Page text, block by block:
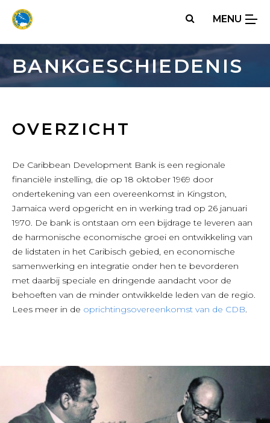
Skip
MENU
BANKGESCHIEDENIS
OVERZICHT
De Caribbean Development Bank is een regionale
financiële instelling, die op 18 oktober 1969 door
ondertekening van een overeenkomst in Kingston,
Jamaica werd opgericht en in werking trad op 26 januari
1970. De bank is ontstaan om een bijdrage te leveren aan
de harmonische economische groei en ontwikkeling van
de lidstaten in het Caribisch gebied, en economische
samenwerking en integratie onder hen te bevorderen
met daarbij speciale en dringende aandacht voor de
behoeften van de minder ontwikkelde leden van de regio.
Lees meer in de oprichtingsovereenkomst van de CDB.